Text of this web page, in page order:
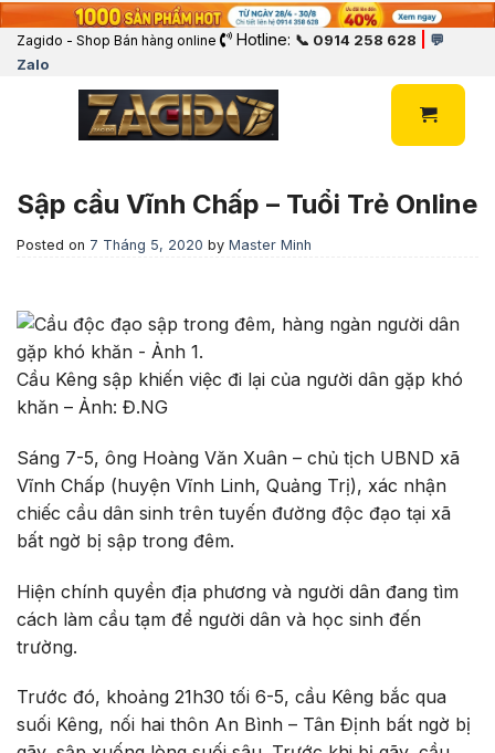
Zagido - Shop Bán hàng online Hotline: 📞 0914 258 628
💬
Zalo
Sập cầu Vĩnh Chấp – Tuổi Trẻ Online
Posted on 7 Tháng 5, 2020 by Master Minh
Cầu Kêng sập khiến việc đi lại của người dân gặp khó
khăn – Ảnh: Đ.NG
Sáng 7-5, ông Hoàng Văn Xuân – chủ tịch UBND xã
Vĩnh Chấp (huyện Vĩnh Linh, Quảng Trị), xác nhận
chiếc cầu dân sinh trên tuyến đường độc đạo tại xã
bất ngờ bị sập trong đêm.
Hiện chính quyền địa phương và người dân đang tìm
cách làm cầu tạm để người dân và học sinh đến
trường.
Trước đó, khoảng 21h30 tối 6-5, cầu Kêng bắc qua
suối Kêng, nối hai thôn An Bình – Tân Định bất ngờ bị